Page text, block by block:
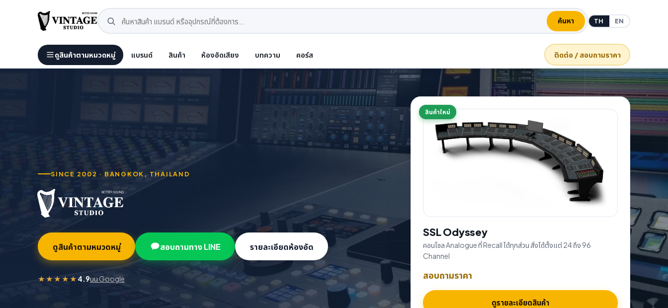
ค้นหา TH EN
ดูสินค้าตามหมวดหมู่ แบรนด์ สินค้า ห้องอัดเสียง บทความ คอร์ส ติดต่อ / สอบถามราคา
SINCE 2002 · BANGKOK, THAILAND
ห้องอัดเสียง และตัวแทนจำหน่ายอุปกรณ์เสียง ระดับมืออาชีพ
ดูสินค้าตามหมวดหมู่ สอบถามทาง LINE รายละเอียดห้องอัด
★★★★★ 4.9บน Google
สินค้าใหม่
SSL Odyssey
คอนโซล Analogue ที่ Recall ได้ทุกส่วน สั่งได้ตั้งแต่ 24 ถึง 96
Channel
สอบถามราคา
ดูรายละเอียดสินค้า